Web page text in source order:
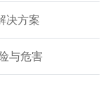
决方案
与危害